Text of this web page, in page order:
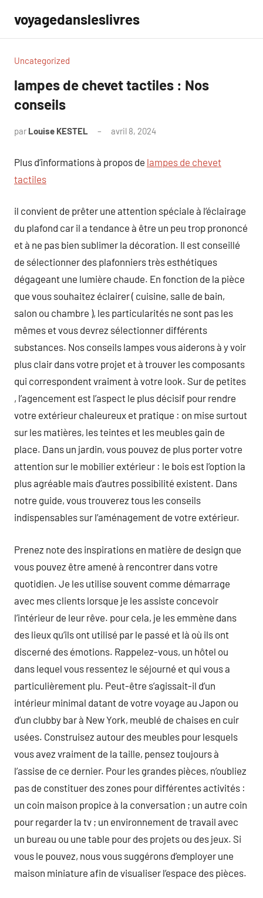
contenu
voyagedansleslivres
Uncategorized
lampes de chevet tactiles : Nos
conseils
par Louise KESTEL avril 8, 2024
Plus d’informations à propos de lampes de chevet
tactiles
il convient de prêter une attention spéciale à l’éclairage
du plafond car il a tendance à être un peu trop prononcé
et à ne pas bien sublimer la décoration. Il est conseillé
de sélectionner des plafonniers très esthétiques
dégageant une lumière chaude. En fonction de la pièce
que vous souhaitez éclairer ( cuisine, salle de bain,
salon ou chambre ), les particularités ne sont pas les
mêmes et vous devrez sélectionner différents
substances. Nos conseils lampes vous aiderons à y voir
plus clair dans votre projet et à trouver les composants
qui correspondent vraiment à votre look. Sur de petites
, l’agencement est l’aspect le plus décisif pour rendre
votre extérieur chaleureux et pratique : on mise surtout
sur les matières, les teintes et les meubles gain de
place. Dans un jardin, vous pouvez de plus porter votre
attention sur le mobilier extérieur : le bois est l’option la
plus agréable mais d’autres possibilité existent. Dans
notre guide, vous trouverez tous les conseils
indispensables sur l’aménagement de votre extérieur.
Prenez note des inspirations en matière de design que
vous pouvez être amené à rencontrer dans votre
quotidien. Je les utilise souvent comme démarrage
avec mes clients lorsque je les assiste concevoir
l’intérieur de leur rêve. pour cela, je les emmène dans
des lieux qu’ils ont utilisé par le passé et là où ils ont
discerné des émotions. Rappelez-vous, un hôtel ou
dans lequel vous ressentez le séjourné et qui vous a
particulièrement plu. Peut-être s’agissait-il d’un
intérieur minimal datant de votre voyage au Japon ou
d’un clubby bar à New York, meublé de chaises en cuir
usées. Construisez autour des meubles pour lesquels
vous avez vraiment de la taille, pensez toujours à
l’assise de ce dernier. Pour les grandes pièces, n’oubliez
pas de constituer des zones pour différentes activités :
un coin maison propice à la conversation ; un autre coin
pour regarder la tv ; un environnement de travail avec
un bureau ou une table pour des projets ou des jeux. Si
vous le pouvez, nous vous suggérons d’employer une
maison miniature afin de visualiser l’espace des pièces.